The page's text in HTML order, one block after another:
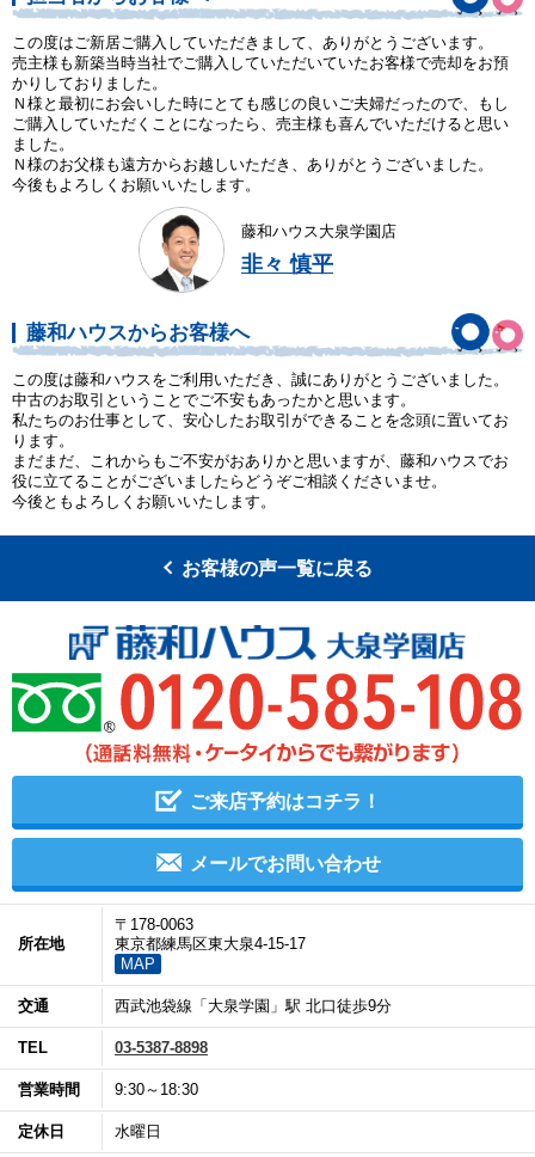
この度はご新居ご購入していただきまして、ありがとうございます。
売主様も新築当時当社でご購入していただいていたお客様で売却をお預
かりしておりました。
Ｎ様と最初にお会いした時にとても感じの良いご夫婦だったので、もし
ご購入していただくことになったら、売主様も喜んでいただけると思い
ました。
Ｎ様のお父様も遠方からお越しいただき、ありがとうございました。
今後もよろしくお願いいたします。
藤和ハウス大泉学園店
非々 慎平
藤和ハウスからお客様へ
この度は藤和ハウスをご利用いただき、誠にありがとうございました。
中古のお取引ということでご不安もあったかと思います。
私たちのお仕事として、安心したお取引ができることを念頭に置いてお
ります。
まだまだ、これからもご不安がおありかと思いますが、藤和ハウスでお
役に立てることがございましたらどうぞご相談くださいませ。
今後ともよろしくお願いいたします。
お客様の声一覧に戻る
ご来店予約はコチラ！
メールでお問い合わせ
所在地
〒178-0063
東京都練馬区東大泉4-15-17
MAP
交通 西武池袋線「大泉学園」駅 北口徒歩9分
TEL 03-5387-8898
営業時間 9:30～18:30
定休日 水曜日